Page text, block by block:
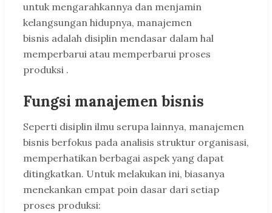
untuk mengarahkannya dan menjamin
kelangsungan hidupnya, manajemen
bisnis adalah disiplin mendasar dalam hal
memperbarui atau memperbarui proses
produksi .
Fungsi manajemen bisnis
Seperti disiplin ilmu serupa lainnya, manajemen
bisnis berfokus pada analisis struktur organisasi,
memperhatikan berbagai aspek yang dapat
ditingkatkan. Untuk melakukan ini, biasanya
menekankan empat poin dasar dari setiap
proses produksi: